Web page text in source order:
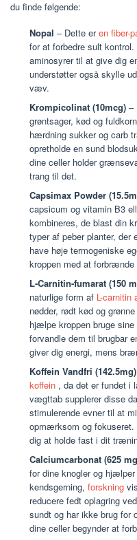
du finde følgende:
Nopal – Dette eren fiber-
for at forbedre sult
aminosyrer til at give dig
understøtter også skylle
væv.
Krompicolinat (10mcg) –
grøntsager, kød og
hærdning sukker og carb
opretholde en sund
dine celler holder
trang til det.
Capsimax Powder
capsicum og vitamin B3
kombineres, de blast din
typer af peber planter, der
have høje termogeniske
kroppen med at
L-Carnitin-fumarat (150
naturlige form af L-carnitin
nødder, rødt kød og
hjælpe kroppen bruge
forvandle dem til brugbar
giver dig energi, mens
Koffein Vandfri
koffein , da det er fundet i
vægttab supplerer disse
stimulerende evner til at
opmærksom og fokuseret.
dig at holde fast i dit
Calciumcarbonat (625
for dine knogler og
kendsgerning, forskning
reducere fedt oplagring
sundt og har ikke brug for
dine celler begynder at